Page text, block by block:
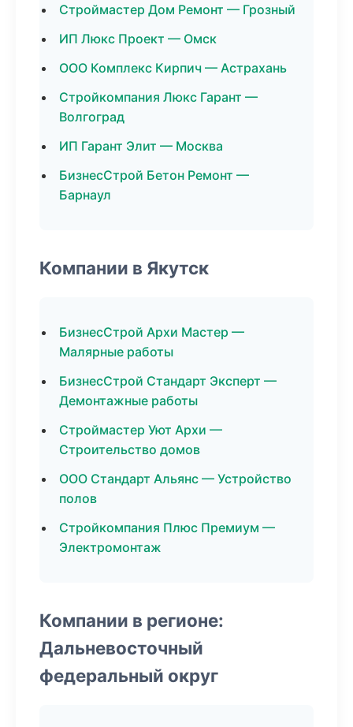
Строймастер Дом Ремонт — Грозный
ИП Люкс Проект — Омск
ООО Комплекс Кирпич — Астрахань
Стройкомпания Люкс Гарант —
Волгоград
ИП Гарант Элит — Москва
БизнесСтрой Бетон Ремонт —
Барнаул
Компании в Якутск
БизнесСтрой Архи Мастер —
Малярные работы
БизнесСтрой Стандарт Эксперт —
Демонтажные работы
Строймастер Уют Архи —
Строительство домов
ООО Стандарт Альянс — Устройство
полов
Стройкомпания Плюс Премиум —
Электромонтаж
Компании в регионе:
Дальневосточный
федеральный округ